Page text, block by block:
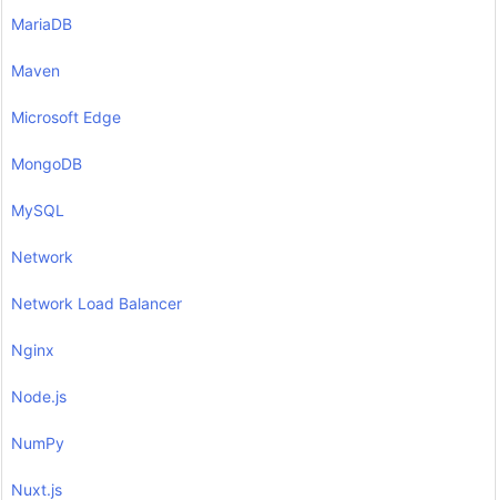
MariaDB
Maven
Microsoft Edge
MongoDB
MySQL
Network
Network Load Balancer
Nginx
Node.js
NumPy
Nuxt.js